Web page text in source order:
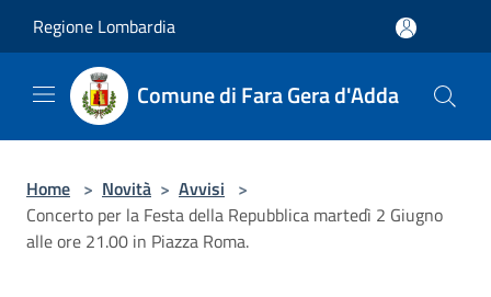
Regione Lombardia
Comune di Fara Gera d'Adda
Home > Novità > Avvisi >
Concerto per la Festa della Repubblica martedì 2 Giugno
alle ore 21.00 in Piazza Roma.